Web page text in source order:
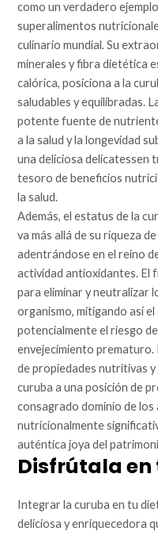
como un verdadero
superalimentos
culinario mundial. Su
minerales y fibra dietética
calórica, posiciona a la
saludables y equilibradas.
potente fuente de
a la salud y la longevidad
una deliciosa delicatessen
tesoro de beneficios
la salud.
Además, el estatus de la
va más allá de su riqueza
adentrándose en el reino
actividad antioxidantes. El
para eliminar y neutralizar
organismo, mitigando así
potencialmente el riesgo
envejecimiento prematuro.
de propiedades nutritivas
curuba a una posición de
consagrado dominio de los
nutricionalmente
auténtica joya del
Disfrútala en
Integrar la curuba en tu
deliciosa y enriquecedora